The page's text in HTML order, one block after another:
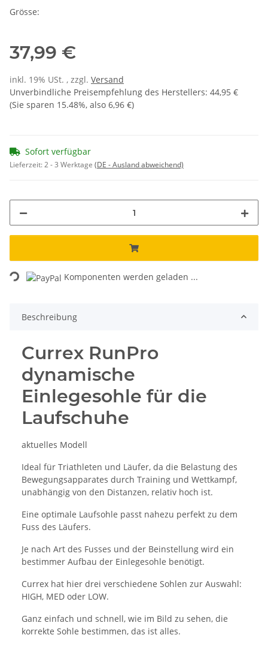
Grösse:
37,99 €
inkl. 19% USt. , zzgl. Versand
Unverbindliche Preisempfehlung des Herstellers: 44,95 €
(Sie sparen 15.48%, also 6,96 €)
Sofort verfügbar
Lieferzeit:2 - 3 Werktage (DE - Ausland abweichend)
Loading... Komponenten werden geladen ...
Beschreibung
Currex RunPro
dynamische
Einlegesohle für die
Laufschuhe
aktuelles Modell
Ideal für Triathleten und Läufer, da die Belastung des
Bewegungsapparates durch Training und Wettkampf,
unabhängig von den Distanzen, relativ hoch ist.
Eine optimale Laufsohle passt nahezu perfekt zu dem
Fuss des Läufers.
Je nach Art des Fusses und der Beinstellung wird ein
bestimmer Aufbau der Einlegesohle benötigt.
Currex hat hier drei verschiedene Sohlen zur Auswahl:
HIGH, MED oder LOW.
Ganz einfach und schnell, wie im Bild zu sehen, die
korrekte Sohle bestimmen, das ist alles.